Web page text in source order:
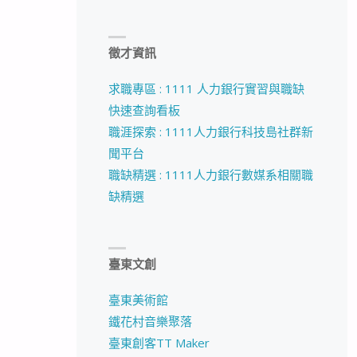
徵才資訊
求職專區 : 1111 人力銀行實習與職缺
快速查詢看板
職涯探索 : 1111人力銀行科技島社群新
聞平台
職缺精選 : 1111人力銀行數媒系相關職
缺精選
臺東文創
臺東美術館
鐵花村音樂聚落
臺東創客TT Maker